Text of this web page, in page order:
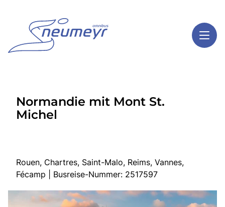
Highlights
Service
Mehrtagesreisen
Normandie mit Mont St.
Michel
Rouen, Chartres, Saint-Malo, Reims, Vannes,
Fécamp | Busreise-Nummer: 2517597